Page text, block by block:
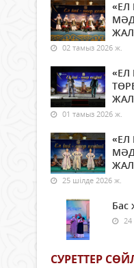
«ЕЛ
02 тамыз 2026 ж.
«ЕЛ
01 тамыз 2026 ж.
«ЕЛ
25 шілде 2026 ж.
Бас
24
СУРЕТТЕР